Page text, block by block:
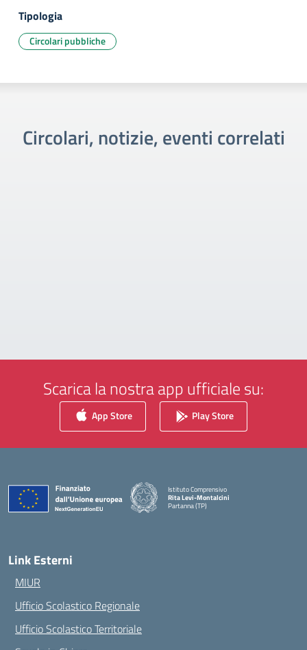
Tipologia
Circolari pubbliche
Circolari, notizie, eventi correlati
Scarica la nostra app ufficiale su:
App Store Play Store
Istituto Comprensivo
Rita Levi-Montalcini
Partanna (TP)
Link Esterni
MIUR
Ufficio Scolastico Regionale
Ufficio Scolastico Territoriale